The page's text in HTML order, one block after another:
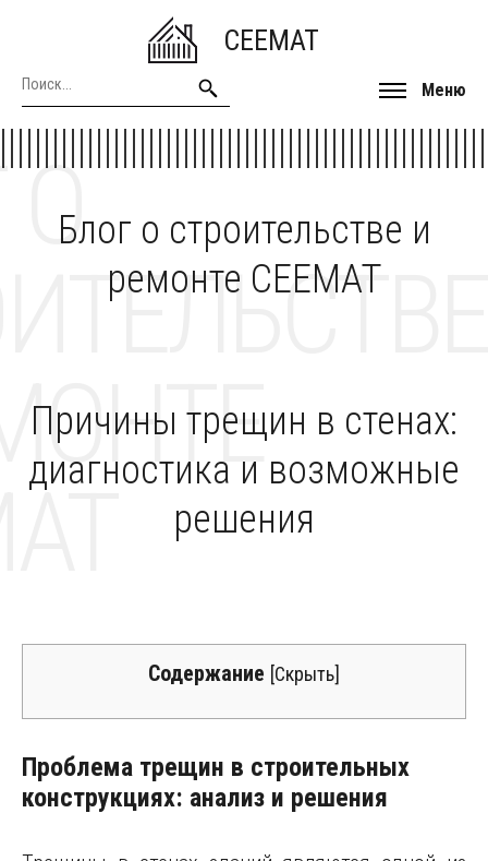
CEEMAT
Меню
Блог о строительстве и
ремонте CEEMAT
О
Причины трещин в стенах:
диагностика и возможные
решения
Содержание [Скрыть]
Проблема трещин в строительных
конструкциях: анализ и решения